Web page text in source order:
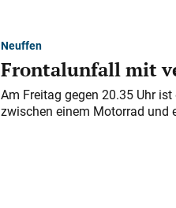
Neuffen
Frontalunfall mit
Am Freitag gegen 20.35 Uhr
zwischen einem Motorrad und